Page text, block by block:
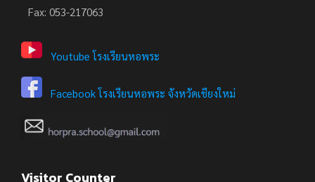
Fax: 053-217063
Youtube โรงเรียนหอพระ
Facebook โรงเรียนหอพระ จังหวัดเชียงใหม่
Visitor Counter